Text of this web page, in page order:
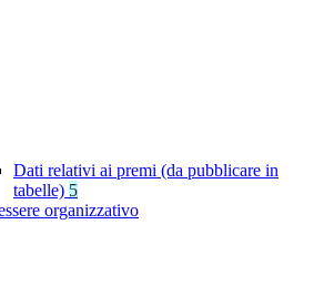
Dati relativi ai premi (da pubblicare in
tabelle) 5
organizzativo